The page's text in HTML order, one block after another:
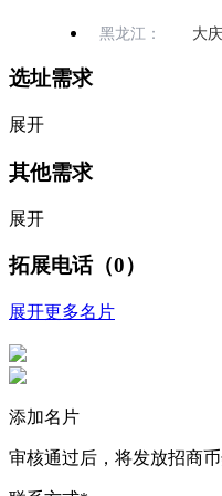
黑龙江：
大
选址需求
展开
其他需求
展开
拓展电话（0）
展开更多名片
添加名片
审核通过后，将发放招商